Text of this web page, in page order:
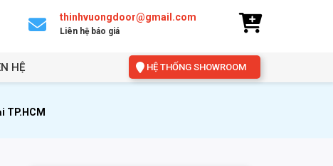
thinhvuongdoor@gmail.com
Liên hệ báo giá
HỆ HỆ THỐNG SHOWROOM
TP.HCM